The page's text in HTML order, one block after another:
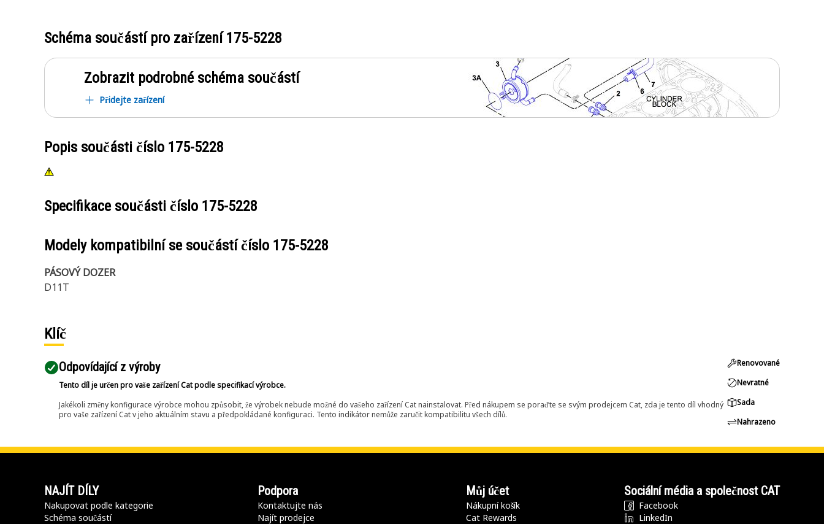
Schéma součástí pro zařízení175-5228
Zobrazit podrobné schéma součástí
Přidejte zařízení
Popis součásti číslo 175-5228
Specifikace součásti číslo 175-5228
Modely kompatibilní se součástí číslo 175-5228
PÁSOVÝ DOZER
D11T
Klíč
Odpovídající z výroby
Tento díl je určen pro vaše zařízení Cat podle specifikací výrobce.
Jakékoli změny konfigurace výrobce mohou způsobit, že výrobek nebude možné do vašeho zařízení Cat nainstalovat. Před nákupem se poraďte se svým prodejcem Cat, zda je tento díl vhodný
pro vaše zařízení Cat v jeho aktuálním stavu a předpokládané konfiguraci. Tento indikátor nemůže zaručit kompatibilitu všech dílů.
Renovované
Nevratné
Sada
Nahrazeno
NAJÍT DÍLY
Nakupovat podle kategorie
Schéma součástí
Podpora
Kontaktujte nás
Najít prodejce
Můj účet
Nákupní košík
Cat Rewards
Sociální média a společnost CAT
Facebook
LinkedIn